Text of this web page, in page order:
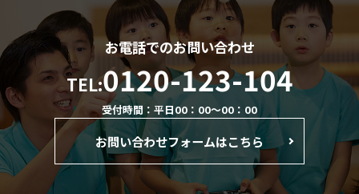
お電話でのお問い合わせ
TEL:0120-123-104
受付時間：平日00：00～00：00
お問い合わせフォームはこちら